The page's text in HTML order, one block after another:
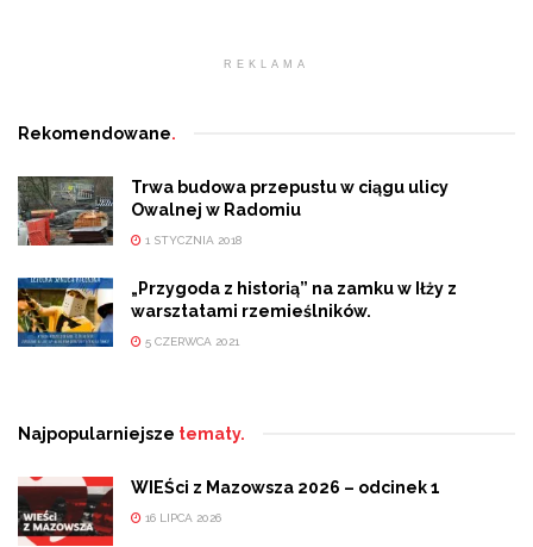
REKLAMA
Rekomendowane.
Trwa budowa przepustu w ciągu ulicy
Owalnej w Radomiu
1 STYCZNIA 2018
„Przygoda z historią” na zamku w Iłży z
warsztatami rzemieślników.
5 CZERWCA 2021
Najpopularniejsze tematy.
WIEŚci z Mazowsza 2026 – odcinek 1
16 LIPCA 2026